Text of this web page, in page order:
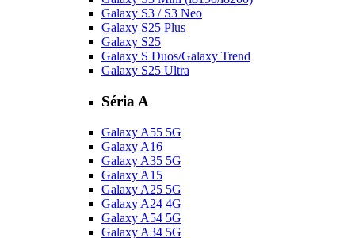
Galaxy S3 / S3 Neo
Galaxy S25 Plus
Galaxy S25
Galaxy S Duos/Galaxy Trend
Galaxy S25 Ultra
Séria A
Galaxy A55 5G
Galaxy A16
Galaxy A35 5G
Galaxy A15
Galaxy A25 5G
Galaxy A24 4G
Galaxy A54 5G
Galaxy A34 5G